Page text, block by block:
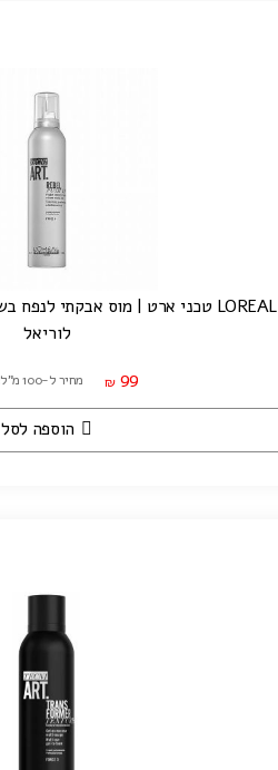
LOREAL טכני ארט | מוס אבקתי לנפח בשיער רבל פוש אפ | 250 מ"ל
לוריאל
₪ 99 מחיר ל-100 מ"ל: ₪39.60
הוספה לסל